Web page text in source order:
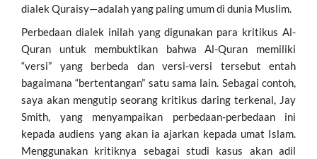
dialek Quraisy—adalah yang paling umum di dunia Muslim.
Perbedaan dialek inilah yang digunakan para kritikus Al-
Quran untuk membuktikan bahwa Al-Quran memiliki
“versi” yang berbeda dan versi-versi tersebut entah
bagaimana “bertentangan” satu sama lain. Sebagai contoh,
saya akan mengutip seorang kritikus daring terkenal, Jay
Smith, yang menyampaikan perbedaan-perbedaan ini
kepada audiens yang akan ia ajarkan kepada umat Islam.
Menggunakan kritiknya sebagai studi kasus akan adil